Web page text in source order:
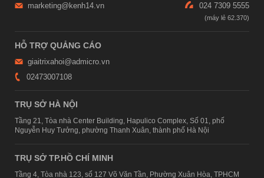
marketing@kenh14.vn 024 7309 5555
HỖ TRỢ QUẢNG CÁO
giaitrixahoi@admicro.vn
02473007108
TRỤ SỞ HÀ NỘI
Tầng 21, Tòa nhà Center Building, Hapulico Complex, Số 01, phố
Nguyễn Huy Tưởng, phường Thanh Xuân, thành phố Hà Nội
TRỤ SỞ TP.HỒ CHÍ MINH
Tầng 4, Tòa nhà 123, số 127 Võ Văn Tần, Phường Xuân Hòa, TPHCM